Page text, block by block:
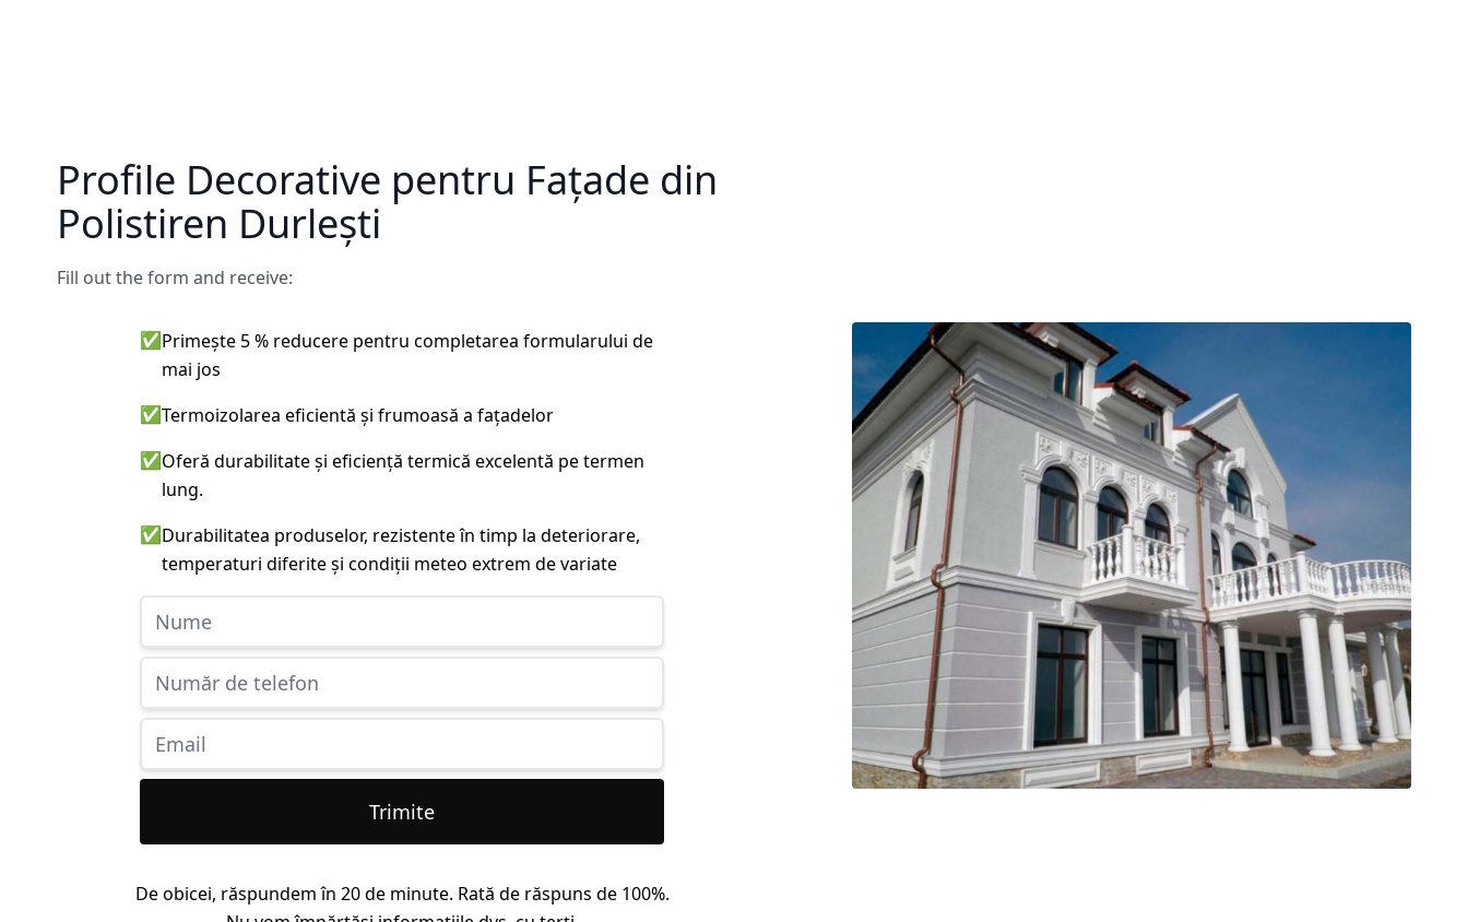
Profile Decorative pentru Fațade din
Polistiren Durlești
Fill out the form and receive:
✅Primește 5 % reducere pentru completarea formularului de
mai jos
✅Termoizolarea eficientă și frumoasă a fațadelor
✅Oferă durabilitate și eficiență termică excelentă pe termen
lung.
✅Durabilitatea produselor, rezistente în timp la deteriorare,
temperaturi diferite și condiții meteo extrem de variate
Trimite
De obicei, răspundem în 20 de minute. Rată de răspuns de 100%.